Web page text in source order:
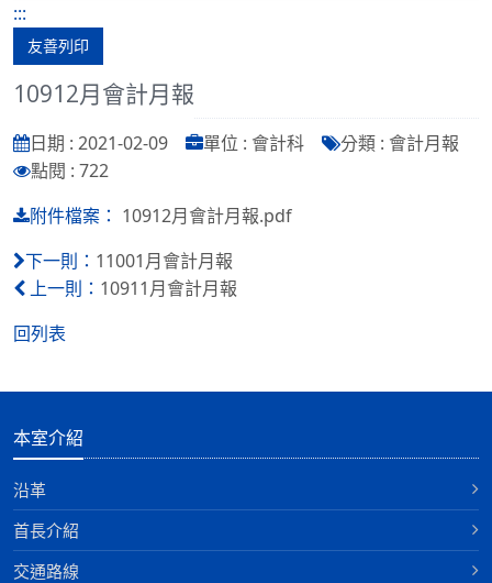
:::
友善列印
10912月會計月報
日期 : 2021-02-09 單位 : 會計科
分類 : 會計月報
點閱 : 722
附件檔案： 10912月會計月報.pdf
下一則： 11001月會計月報
上一則： 10911月會計月報
回列表
本室介紹
沿革
首長介紹
交通路線